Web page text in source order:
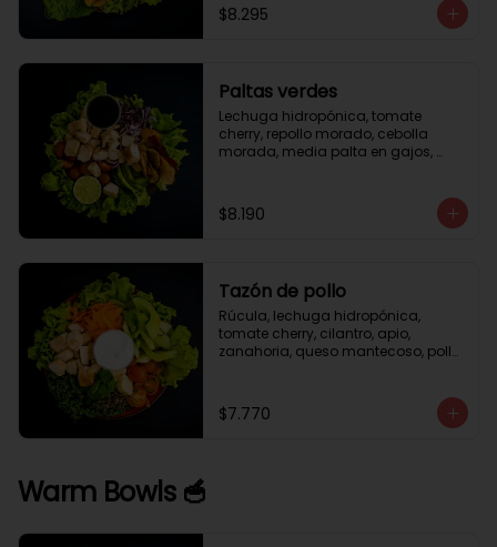
$8.295
Paltas verdes
Lechuga hidropónica, tomate
cherry, repollo morado, cebolla
morada, media palta en gajos,
$8.190
Tazón de pollo
Rúcula, lechuga hidropónica,
tomate cherry, cilantro, apio,
zanahoria, queso mantecoso, pollo
$7.770
Warm Bowls 🥣